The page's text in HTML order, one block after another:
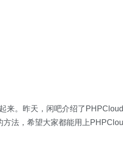
来。昨天，闲吧介绍了
方法，希望大家都能用上